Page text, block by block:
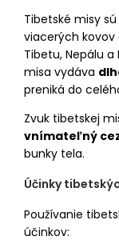
Tibetské misy
viacerých kovov
Tibetu, Nepálu a
misa vydáva
preniká do
Zvuk tibetskej
vnímateľný
bunky tela.
Účinky
Používanie
účinkov: